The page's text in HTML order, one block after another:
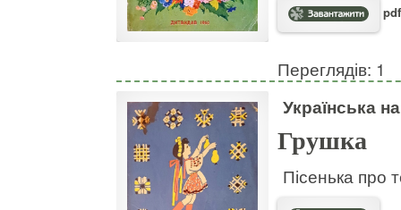
Переглядів: 1
Українська
Грушка
Пісенька про